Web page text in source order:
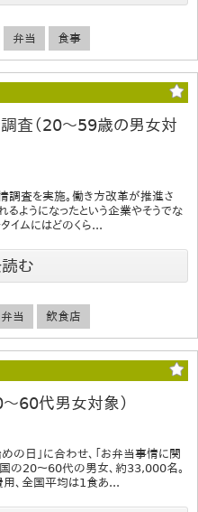
弁当 食事
査（20～59歳の男女対
調査を実施。働き方改革が推進さ
ようになったという企業やそうでな
イムにはどのくら...
読む
弁当 飲食店
60代男女対象）
の日」に合わせ、「お弁当事情に関
国の20～60代の男女、約33,000名。
、全国平均は1食あ...